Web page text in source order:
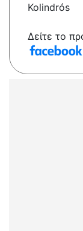
Kolindrós
Δείτε το